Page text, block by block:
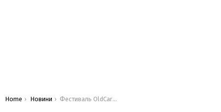
You are here:
Home Новини Фестиваль OldCarLand 2-3 травня пройде у музеї “Колеса Історії”: головні новинки